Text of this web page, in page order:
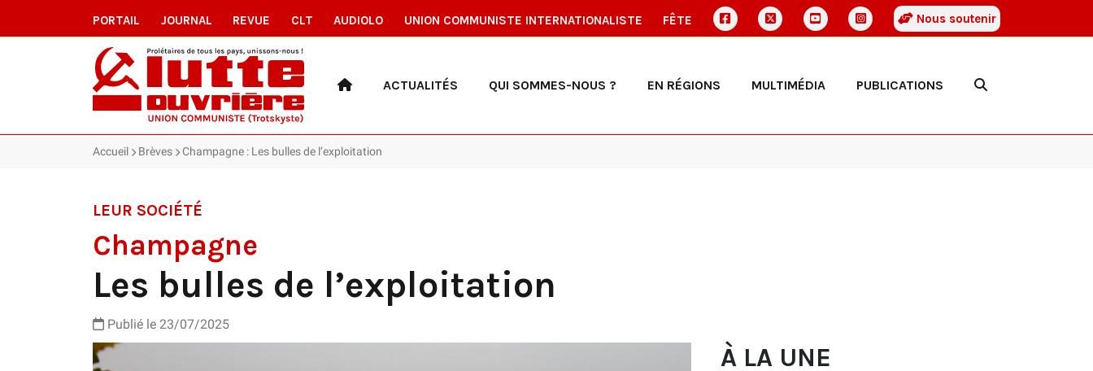
PORTAIL JOURNAL REVUE CLT AUDIOLO UNION COMMUNISTE INTERNATIONALISTE FÊTE Nous soutenir
ACTUALITÉS QUI SOMMES-NOUS ? EN RÉGIONS MULTIMÉDIA PUBLICATIONS
Accueil Brèves Champagne : Les bulles de l’exploitation
LEUR SOCIÉTÉ
Champagne
Les bulles de l’exploitation
Publié le 23/07/2025
À LA UNE